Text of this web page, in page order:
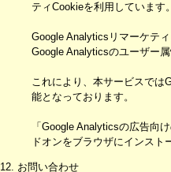
ティCookieを利用しています。
Google Analyticsリマーケテ
Google Analyticsのユーザー
これにより、本サービスでは
能となっております。
「Google Analyticsの広告向
ドオンをブラウザにインスト
12. お問い合わせ